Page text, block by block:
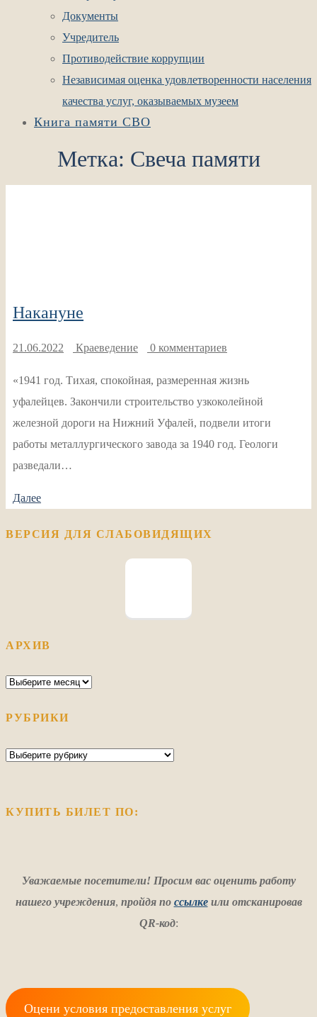
Документы
Учредитель
Противодействие коррупции
Независимая оценка удовлетворенности населения
качества услуг, оказываемых музеем
Книга памяти СВО
Метка: Свеча памяти
Накануне
21.06.2022 Краеведение 0 комментариев
«1941 год. Тихая, спокойная, размеренная жизнь
уфалейцев. Закончили строительство узкоколейной
железной дороги на Нижний Уфалей, подвели итоги
работы металлургического завода за 1940 год. Геологи
разведали…
Далее
ВЕРСИЯ ДЛЯ СЛАБОВИДЯЩИХ
АРХИВ
Архив
РУБРИКИ
Рубрики
КУПИТЬ БИЛЕТ ПО:
Уважаемые посетители! Просим вас оценить работу
нашего учреждения, пройдя по ссылкеили отсканировав
QR-код:
Оцени условия предоставления услуг